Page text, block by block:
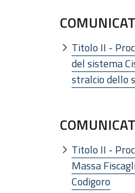
Titolo II -
del sistema
stralcio dello
Titolo II -
Massa
Codigoro